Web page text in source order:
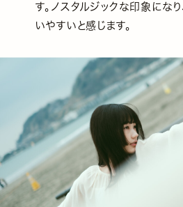
す。ノスタルジックな印象にな
いやすいと感じます。